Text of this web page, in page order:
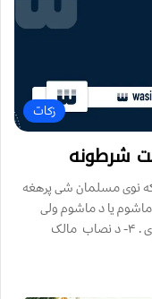
زکات
شرطونه
: نوڅوک که نوی مسلمان شی پرهغه
۲- بلوغ : نابالغه ماشوم يا د ماشوم ولی